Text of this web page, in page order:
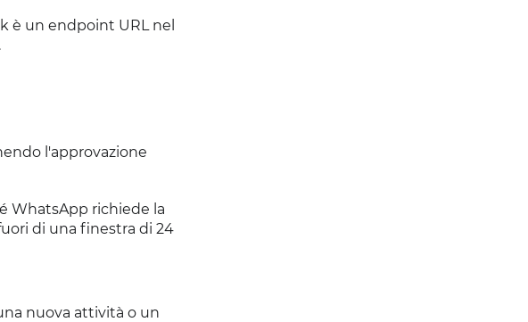
è un endpoint URL nel
l'approvazione
WhatsApp richiede la
di una finestra di 24
nuova attività o un